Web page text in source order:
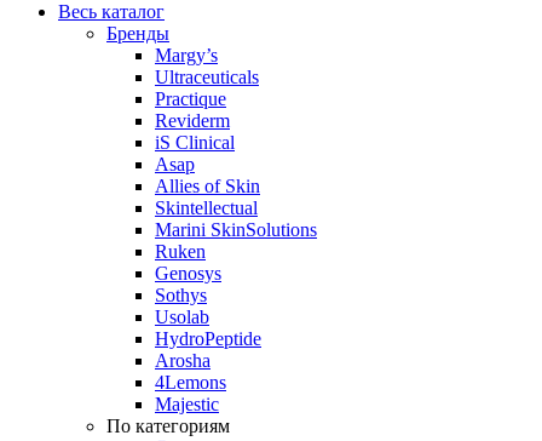
Весь каталог
Бренды
Margy’s
Ultraceuticals
Practique
Reviderm
iS Clinical
Asap
Allies of Skin
Skintellectual
Marini SkinSolutions
Ruken
Genosys
Sothys
Usolab
HydroPeptide
Arosha
4Lemons
Majestic
По категориям